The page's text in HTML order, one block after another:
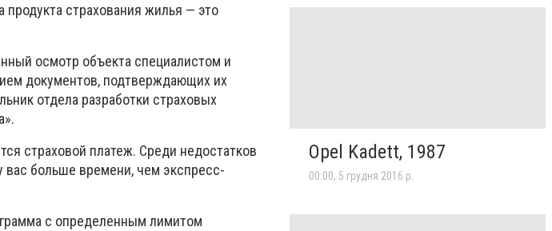
страхования жилья — это
осмотр объекта специалистом и
документов, подтверждающих их
отдела разработки страховых
страховой платеж. Среди недостатков
вас больше времени, чем экспресс-
с определенным лимитом
Opel Kadett, 1987
00:00, 5 грудня 2016 р.